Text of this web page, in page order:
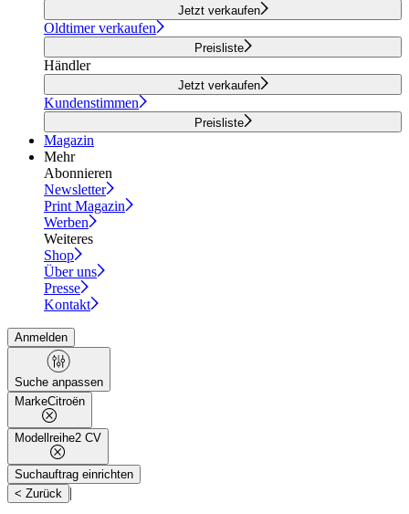
Jetzt verkaufen
Oldtimer verkaufen
Preisliste
Händler
Jetzt verkaufen
Kundenstimmen
Preisliste
Magazin
Mehr
Abonnieren
Newsletter
Print Magazin
Werben
Weiteres
Shop
Über uns
Presse
Kontakt
Anmelden
Suche anpassen
MarkeCitroën
Modellreihe2 CV
Suchauftrag einrichten
< Zurück |